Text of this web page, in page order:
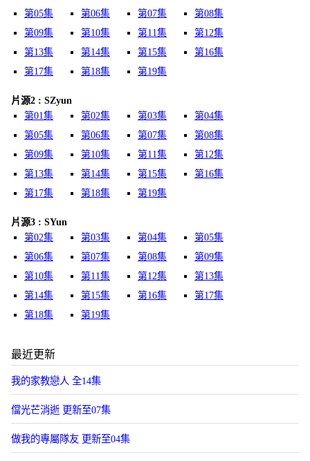
第05集
第06集 第07集
第08集
第09集
第10集 第11集
第12集
第13集
第14集 第15集
第16集
第17集
第18集 第19集
片源2 : SZyun
第01集
第02集 第03集
第04集
第05集
第06集 第07集
第08集
第09集
第10集 第11集
第12集
第13集
第14集 第15集
第16集
第17集
第18集 第19集
片源3 : SYun
第02集
第03集 第04集
第05集
第06集
第07集 第08集
第09集
第10集
第11集 第12集
第13集
第14集
第15集 第16集
第17集
第18集
第19集
最近更新
我的家教戀人 全14集
儅光芒消逝 更新至07集
做我的專屬隊友 更新至04集